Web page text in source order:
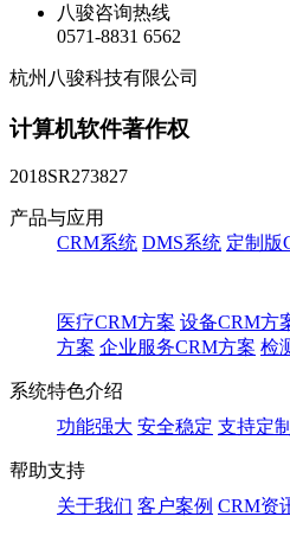
八骏咨询热线
0571-8831 6562
杭州八骏科技有限公司
计算机软件著作权
2018SR273827
产品与应用
CRM系统 DMS系统 定制版
医疗CRM方案 设备CRM方
方案 企业服务CRM方案 检
系统特色介绍
功能强大 安全稳定 支持定制
帮助支持
关于我们 客户案例 CRM资